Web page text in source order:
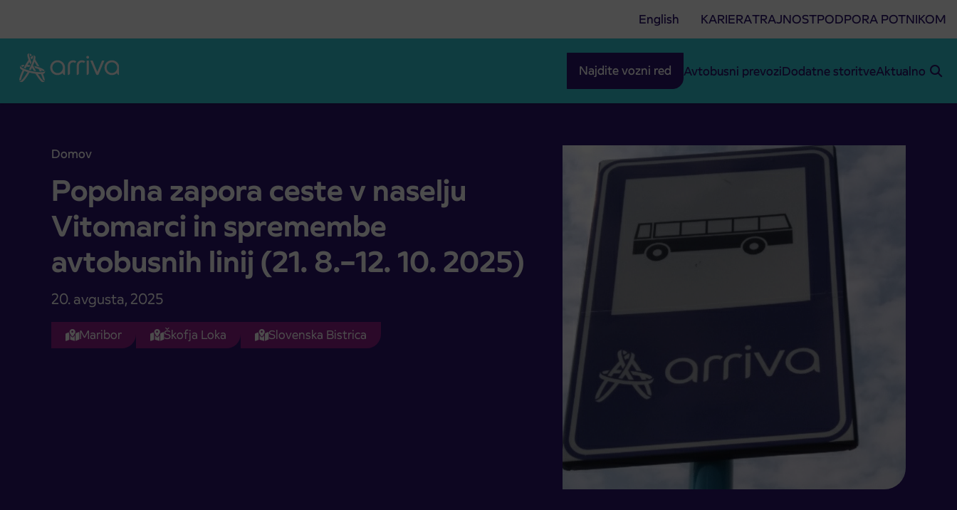
English KARIERATRAJNOSTPODPORA POTNIKOM
Najdite vozni red Avtobusni prevoziDodatne storitveAktualno
Domov
Popolna zapora ceste v naselju Vitomarci in spremembe avtobusnih linij (21. 8.–12. 10. 2025)
Popolna zapora ceste v naselju
Vitomarci in spremembe
avtobusnih linij (21. 8.–12. 10. 2025)
20. avgusta, 2025
Maribor Škofja Loka Slovenska Bistrica